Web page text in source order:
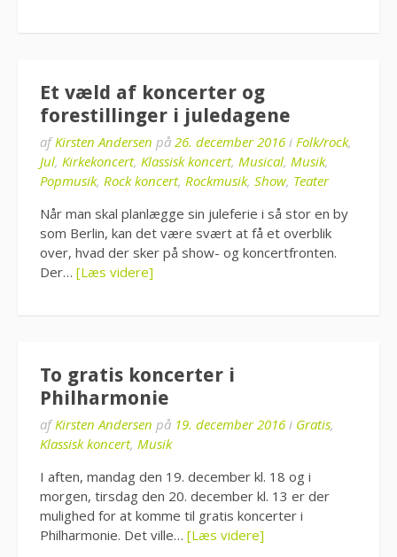
Et væld af koncerter og
forestillinger i juledagene
afKirsten Andersen på 26. december 2016 i Folk/rock,
Jul, Kirkekoncert, Klassisk koncert, Musical, Musik,
Popmusik, Rock koncert, Rockmusik, Show, Teater
Når man skal planlægge sin juleferie i så stor en by
som Berlin, kan det være svært at få et overblik
over, hvad der sker på show- og koncertfronten.
Der… [Læs videre]
To gratis koncerter i
Philharmonie
afKirsten Andersen på 19. december 2016 i Gratis,
Klassisk koncert, Musik
I aften, mandag den 19. december kl. 18 og i
morgen, tirsdag den 20. december kl. 13 er der
mulighed for at komme til gratis koncerter i
Philharmonie. Det ville… [Læs videre]